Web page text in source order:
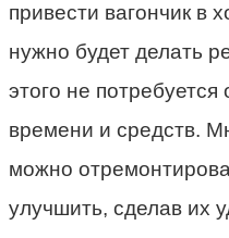
привести вагончик в
нужно будет делать
этого не
времени и средств.
можно
улучшить, сделав их